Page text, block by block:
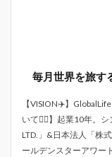
毎月世界を旅す
【VISION✈️】
いて💁‍♀️】起業10年。
LTD.」&日本法人「株
ールデンスターアワー